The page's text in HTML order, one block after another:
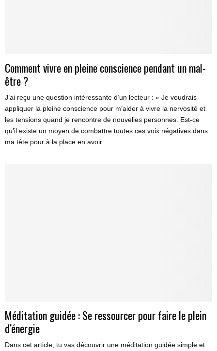
Comment vivre en pleine conscience pendant un mal-
être ?
J’ai reçu une question intéressante d’un lecteur : « Je voudrais
appliquer la pleine conscience pour m’aider à vivre la nervosité et
les tensions quand je rencontre de nouvelles personnes. Est-ce
qu’il existe un moyen de combattre toutes ces voix négatives dans
ma tête pour à la place en avoir......
Méditation guidée : Se ressourcer pour faire le plein
d’énergie
Dans cet article, tu vas découvrir une méditation guidée simple et